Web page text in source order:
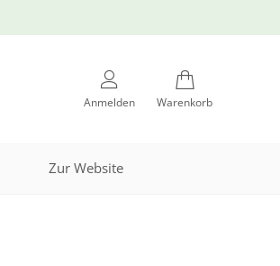
Anmelden Warenkorb
Zur Website